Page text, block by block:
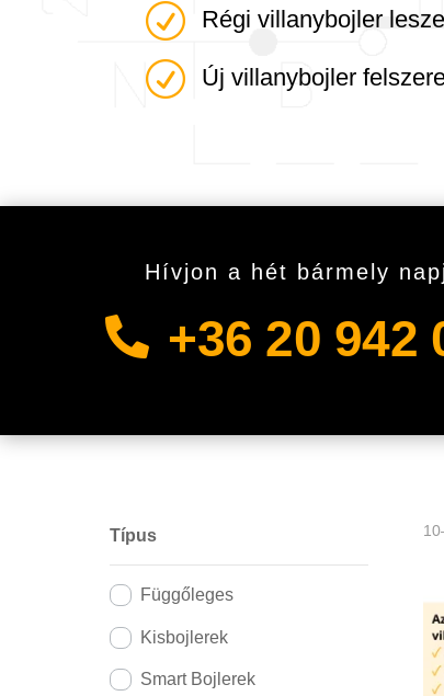
R Régi villanybojler
R Új villanybojler
Hívjon a hét bármely
 +36 20 942
Típus
Függőleges
Kisbojlerek
Smart Bojlerek